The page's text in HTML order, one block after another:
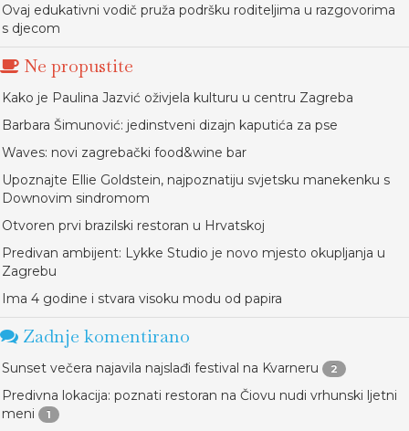
Ovaj edukativni vodič pruža podršku roditeljima u razgovorima
s djecom
Ne propustite
Kako je Paulina Jazvić oživjela kulturu u centru Zagreba
Barbara Šimunović: jedinstveni dizajn kaputića za pse
Waves: novi zagrebački food&wine bar
Upoznajte Ellie Goldstein, najpoznatiju svjetsku manekenku s
Downovim sindromom
Otvoren prvi brazilski restoran u Hrvatskoj
Predivan ambijent: Lykke Studio je novo mjesto okupljanja u
Zagrebu
Ima 4 godine i stvara visoku modu od papira
Zadnje komentirano
Sunset večera najavila najslađi festival na Kvarneru 2
Predivna lokacija: poznati restoran na Čiovu nudi vrhunski ljetni
meni
1